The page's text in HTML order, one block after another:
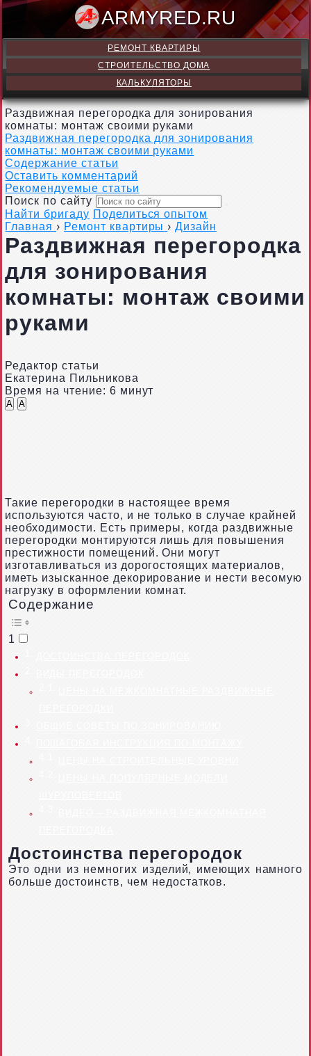
РЕМОНТ КВАРТИРЫ
СТРОИТЕЛЬСТВО ДОМА
КАЛЬКУЛЯТОРЫ
Раздвижная перегородка для зонирования
комнаты: монтаж своими руками
Раздвижная перегородка для зонирования
комнаты: монтаж своими руками
Содержание статьи
Оставить комментарий
Рекомендуемые статьи
Поиск по сайту
Найти бригаду Поделиться опытом
Главная › Ремонт квартиры ›Дизайн
Раздвижная перегородка
для зонирования
комнаты: монтаж своими
руками
Редактор статьи
Екатерина Пильникова
Время на чтение: 6 минут
A A
Такие перегородки в настоящее время
используются часто, и не только в случае крайней
необходимости. Есть примеры, когда раздвижные
перегородки монтируются лишь для повышения
престижности помещений. Они могут
изготавливаться из дорогостоящих материалов,
иметь изысканное декорирование и нести весомую
нагрузку в оформлении комнат.
Содержание
1
Достоинства перегородок
Это одни из немногих изделий, имеющих намного
больше достоинств, чем недостатков.